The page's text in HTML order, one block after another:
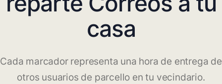
casa
Cada marcador representa una hora de entrega de
otros usuarios de parcello en tu vecindario.